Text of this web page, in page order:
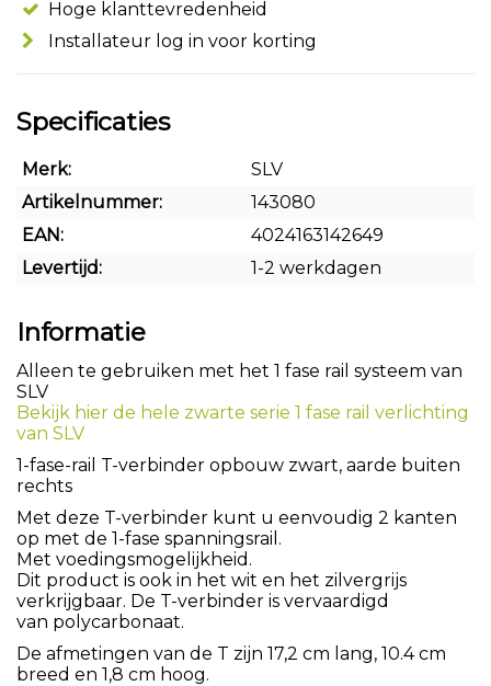
Hoge klanttevredenheid
Installateur log in voor korting
Specificaties
Merk:
SLV
Artikelnummer:
143080
EAN:
4024163142649
Levertijd:
1-2 werkdagen
Informatie
Alleen te gebruiken met het 1 fase rail systeem van
SLV
Bekijk hier de hele zwarte serie 1 fase rail verlichting
van SLV
1-fase-rail T-verbinder opbouw zwart, aarde buiten
rechts
Met deze T-verbinder kunt u eenvoudig 2 kanten
op met de 1-fase spanningsrail.
Met voedingsmogelijkheid.
Dit product is ook in het wit en het zilvergrijs
verkrijgbaar. De T-verbinder is vervaardigd
van polycarbonaat.
De afmetingen van de T zijn 17,2 cm lang, 10.4 cm
breed en 1,8 cm hoog.